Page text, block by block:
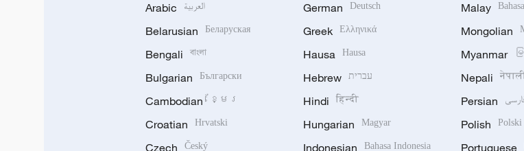
Arabic العربية
Belarusian Беларуская
Bengali বাংলা
Bulgarian Български
Cambodian ខ្មែរ
Croatian Hrvatski
Czech Český
German Deutsch
Greek Ελληνικά
Hausa Hausa
Hebrew עברית
Hindi हिन्दी
Hungarian Magyar
Indonesian Bahasa Indonesia
Malay
Mongolian
Myanmar
Nepali
Persian
Polish Polski
Portuguese